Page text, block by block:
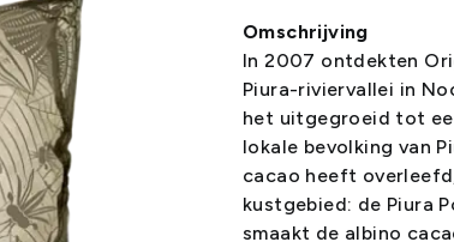
Omschrijving
In 2007 ontdekten
Piura-riviervallei in
het uitgegroeid tot
lokale bevolking van
cacao heeft
kustgebied: de Piura
smaakt de albino